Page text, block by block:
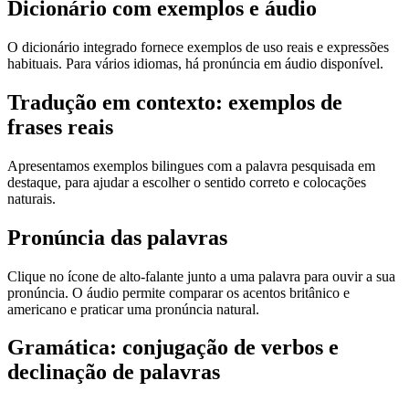
Dicionário com exemplos e áudio
O dicionário integrado fornece exemplos de uso reais e expressões
habituais. Para vários idiomas, há pronúncia em áudio disponível.
Tradução em contexto: exemplos de
frases reais
Apresentamos exemplos bilingues com a palavra pesquisada em
destaque, para ajudar a escolher o sentido correto e colocações
naturais.
Pronúncia das palavras
Clique no ícone de alto-falante junto a uma palavra para ouvir a sua
pronúncia. O áudio permite comparar os acentos britânico e
americano e praticar uma pronúncia natural.
Gramática: conjugação de verbos e
declinação de palavras